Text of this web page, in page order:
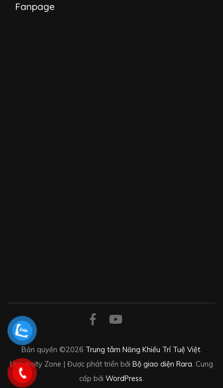
Fanpage
Bản quyền ©2026 Trung tâm Năng Khiếu Trí Tuệ Việt.
University Zone | Được phát triển bởi Bộ giao diện Rara. Cung
cấp bởi WordPress.